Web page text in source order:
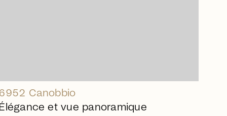
Canobbio
Élégance et vue panoramique